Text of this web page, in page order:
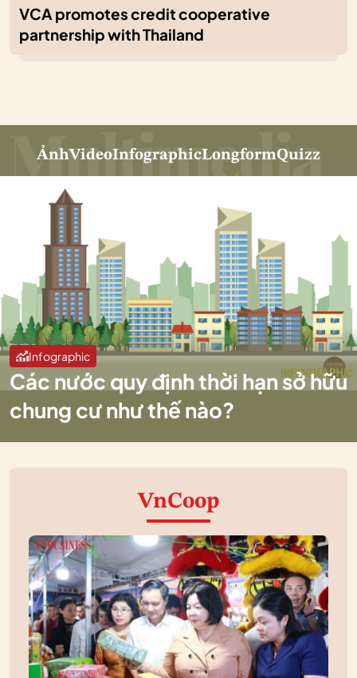
VCA promotes credit cooperative
partnership with Thailand
ẢnhVideoInfographicLongformQuizz
Infographic
Các nước quy định thời hạn sở hữu
chung cư như thế nào?
VnCoop